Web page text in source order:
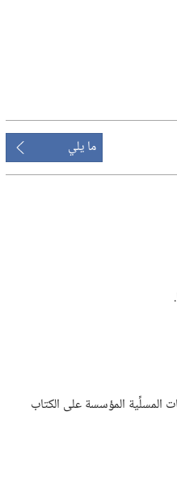
ما يلي
المسلِّية المؤسسة على الكتاب